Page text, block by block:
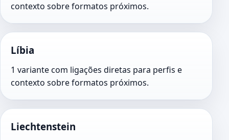
contexto sobre formatos próximos.
Líbia
1 variante com ligações diretas para perfis e
contexto sobre formatos próximos.
Liechtenstein